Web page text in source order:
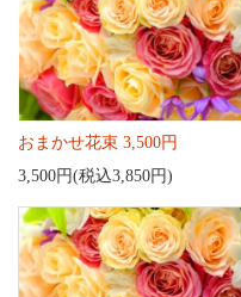
おまかせ花束 3,500円
3,500円(税込3,850円)